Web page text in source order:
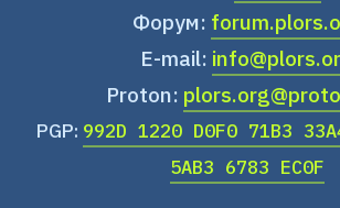
Форум:
E-mail:
Proton:
PGP: 992D 1220 D0F0 71B3
5AB3 6783 EC0F